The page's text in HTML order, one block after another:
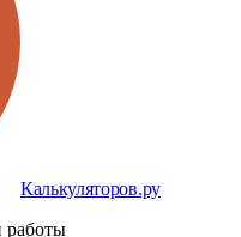
Калькуляторов.ру
работы